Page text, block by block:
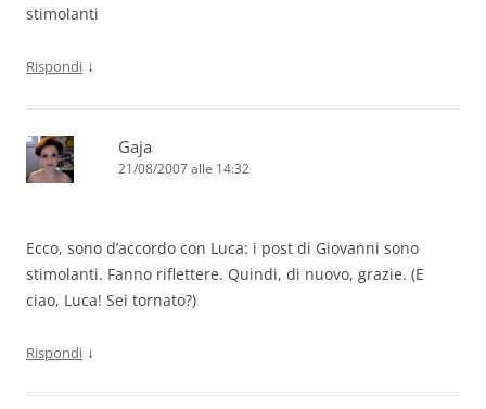
stimolanti
Rispondi ↓
Gaja
21/08/2007 alle 14:32
Ecco, sono d’accordo con Luca: i post di Giovanni sono
stimolanti. Fanno riflettere. Quindi, di nuovo, grazie. (E
ciao, Luca! Sei tornato?)
Rispondi ↓